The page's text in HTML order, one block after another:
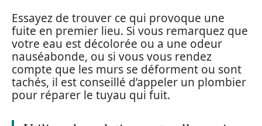
Essayez de trouver ce qui provoque une
fuite en premier lieu. Si vous remarquez que
votre eau est décolorée ou a une odeur
nauséabonde, ou si vous vous rendez
compte que les murs se déforment ou sont
tachés, il est conseillé d’appeler un plombier
pour réparer le tuyau qui fuit.